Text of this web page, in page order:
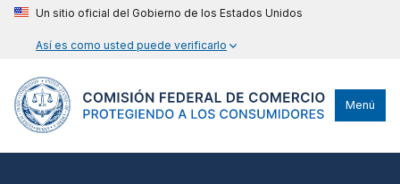
Un sitio oficial del Gobierno de los Estados Unidos
Así es como usted puede verificarlo
Menú